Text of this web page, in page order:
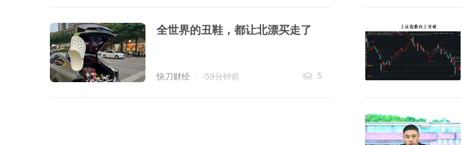
全世界的丑鞋，都让北漂买走了
快刀财经 -59分钟前
5